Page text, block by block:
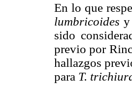
En lo que
lumbricoides y
sido
previo por
hallazgos
para T.